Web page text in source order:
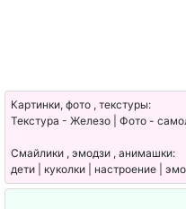
Картинки, фото , текстуры:
Текстура - Железо | Фото -
Смайлики , эмодзи , анимашки:
дети | куколки | настроение |